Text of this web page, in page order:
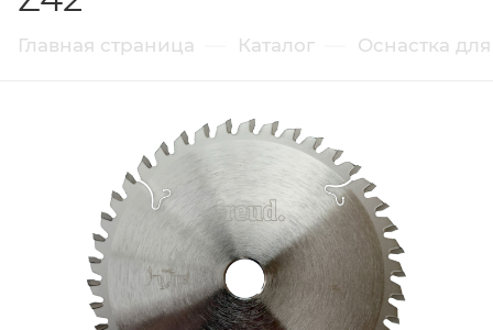
Главная страница Каталог Оснастка